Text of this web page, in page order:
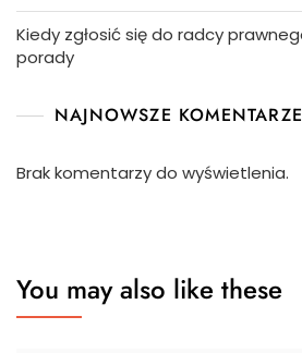
Kiedy zgłosić się do radcy
porady
NAJNOWSZE KOMENTARZE
Brak komentarzy do wyświetlenia.
You may also like these